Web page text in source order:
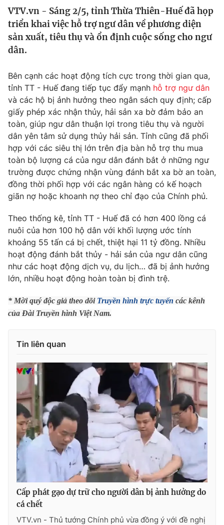
Y tế
Thế giới
Thế giới đó đây
Câu chuyện quốc tế
Kinh tế
Tài chính
Thị trường
Góc doanh nghiệp
Dữ liệu và đời sống
Truyền hình
Phim VTV
Hậu trường
Nhân vật
Khán giả
Giải sao mai
Giải trí
Điện ảnh
Sao
Đời sống
Du lịch
Làm đẹp
Chất lượng cuộc sống
Giáo dục
Tuyển sinh
Học trực tuyến
Công nghệ
Hitech Công nghệ tương lai
Thị trường
Giao lưu trực tuyến
Lịch phát sóng
Chuyên mục khác
Emagazine Podcast
Photo Infographic
Video Shorts video
VTV Money VTV Thể thao
VTV Sức khoẻ Bất động sản
Thị trường 24h
Giáo dục
VTV.vn - Sáng 2/5, tỉnh Thừa Thiên-Huế đã họp
triển khai việc hỗ trợ ngư dân về phương diện
sản xuất, tiêu thụ và ổn định cuộc sống cho ngư
dân.
Bên cạnh các hoạt động tích cực trong thời gian qua,
tỉnh TT - Huế đang tiếp tục đẩy mạnh hỗ trợ ngư dân
và các hộ bị ảnh hưởng theo ngân sách quy định; cấp
giấy phép xác nhận thủy, hải sản xa bờ đảm bảo an
toàn, giúp ngư dân thuận lợi trong tiêu thụ và người
dân yên tâm sử dụng thủy hải sản. Tỉnh cũng đã phối
hợp với các siêu thị lớn trên địa bàn hỗ trợ thu mua
toàn bộ lượng cá của ngư dân đánh bắt ở những ngư
trường được chứng nhận vùng đánh bắt xa bờ an toàn,
đồng thời phối hợp với các ngân hàng có kế hoạch
giãn nợ hoặc khoanh nợ theo chỉ đạo của Chính phủ.
Theo thống kê, tỉnh TT - Huế đã có hơn 400 lồng cá
nuôi của hơn 100 hộ dân với khối lượng ước tính
khoảng 55 tấn cá bị chết, thiệt hại 11 tỷ đồng. Nhiều
hoạt động đánh bắt thủy - hải sản của ngư dân cũng
như các hoạt động dịch vụ, du lịch… đã bị ảnh hưởng
lớn, nhiều hoạt động hoàn toàn bị đình trệ.
* Mời quý độc giả theo dõi Truyền hình trực tuyến các kênh
của Đài Truyền hình Việt Nam.
Tin liên quan
Cấp phát gạo dự trữ cho người dân bị ảnh hưởng do
cá chết
VTV.vn - Thủ tướng Chính phủ vừa đồng ý với đề nghị